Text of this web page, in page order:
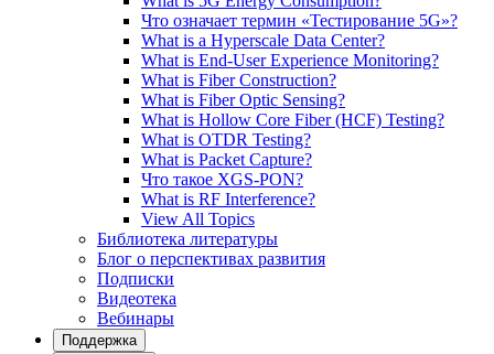
Что означает термин «Тестирование 5G»?
What is a Hyperscale Data Center?
What is End-User Experience Monitoring?
What is Fiber Construction?
What is Fiber Optic Sensing?
What is Hollow Core Fiber (HCF) Testing?
What is OTDR Testing?
What is Packet Capture?
Что такое XGS-PON?
What is RF Interference?
View All Topics
Библиотека литературы
Блог о перспективах развития
Подписки
Видеотека
Вебинары
Поддержка